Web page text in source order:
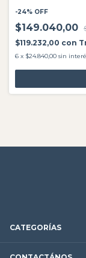
-24% OFF
$149.040,00
$119.232,00 con
6 x $24.840,00 sin
CATEGORÍAS